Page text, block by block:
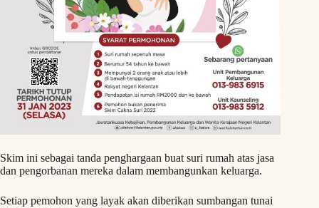
Skim ini sebagai tanda penghargaan buat suri rumah atas jasa
dan pengorbanan mereka dalam membangunkan keluarga.
Setiap pemohon yang layak akan diberikan sumbangan tunai